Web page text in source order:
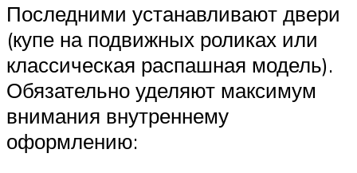
Последними устанавливают двери
(купе на подвижных роликах или
классическая распашная модель).
Обязательно уделяют максимум
внимания внутреннему
оформлению: